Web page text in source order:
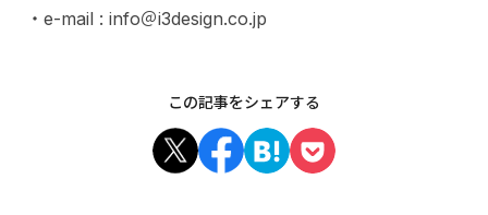
・e-mail : info＠i3design.co.jp
この記事をシェアする